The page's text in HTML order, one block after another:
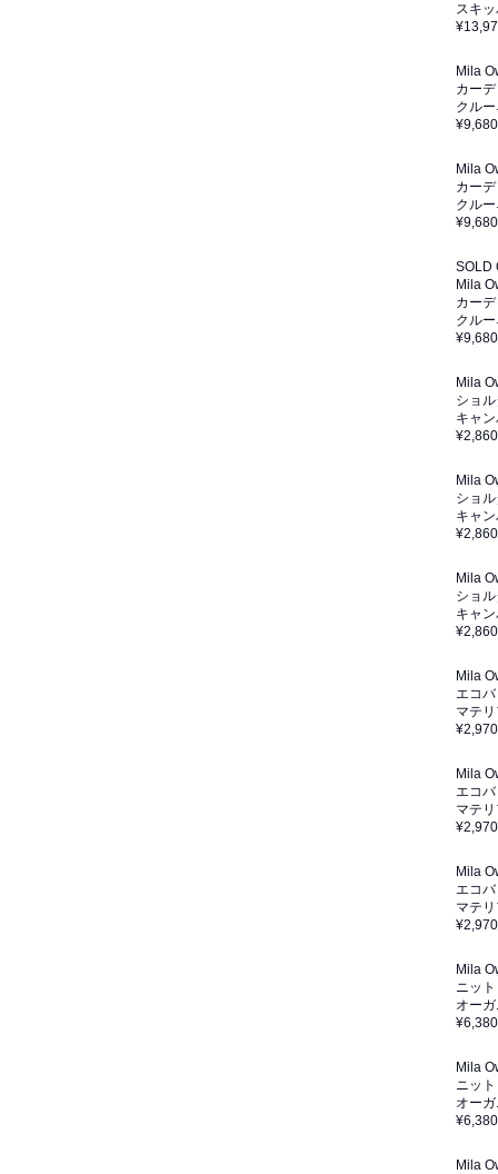
スキ
Mila
カー
クル
¥9,680
Mila
カー
クル
¥9,680
SOLD
Mila
カー
クル
¥9,680
Mila
ショ
キャ
¥2,860
Mila
ショ
キャ
¥2,860
Mila
ショ
キャ
¥2,860
Mila
エコ
マテ
¥2,970
Mila
エコ
マテ
¥2,970
Mila
エコ
マテ
¥2,970
Mila
ニット
オー
¥6,380
Mila
ニット
オー
¥6,380
Mila